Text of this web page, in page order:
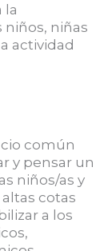
la
niños, niñas
actividad
común
y pensar un
niños/as y
cotas
a los